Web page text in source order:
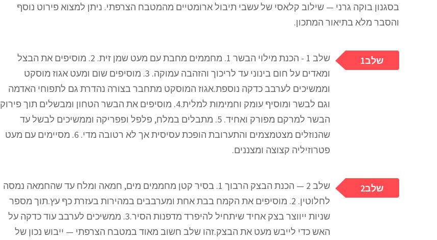
בסגנון בוקה גרני — שילוב קלאסי של עשבי תיבול ארומטיים מהמטבח הצרפתי. ניתן למצוא פירוט נוסף
והסבר מלא בתיאור המתכון.
1שלב
שלב 1 - הכנת מילוי הבשר 1. מחממים מחבת עם מעט שמן זית. 2. מוסיפים את הבצל
ומאדים על חום בינוני עד לריכוך והזהבה עמוקה. 3. מוסיפים שום ומעט אגוז מוסקט
וממשיכים לערבב כדקה נוספת.אגוז המוסקט מתחבר בצורה נהדרת גם לתפוחי האדמה
וגם לבשר ומוסיף עומק וחמימות למלית.4. מוסיפים את הבשר הטחון ומבשלים תוך פירוק
הבשר למרקם מפורק ואחיד. 5. מתבלים במלח, פלפל ופפריקה וממשיכים לבשל עד
שהנוזלים מצטמצמים והתערובת הופכת עסיסית אך לא רטובה מדי. 6. מסיימים עם מעט
פטרוזיליה קצוצה ומצננים.
2שלב
שלב 2 — הכנת הבצק הרבוך 1. בסיר קטן מחממים מים, חמאה ומלח עד שהחמאה נמסה
לחלוטין. 2. מוסיפים את הקמח בבת אחת ומערבבים במהירות בעזרת כף עץ.תוך מספר
שניות ייווצר בצק אחיד שיתחיל להיפרד מדפנות הסיר.3. ממשיכים לערבב עוד כדקה על
האש כדי לייבש מעט את הבצק.זהו שלב חשוב מאוד במטבח הצרפתי — ייבוש נכון של